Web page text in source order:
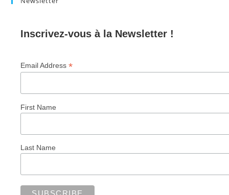
Inscrivez-vous à la Newsletter !
Email Address*
First Name
Last Name